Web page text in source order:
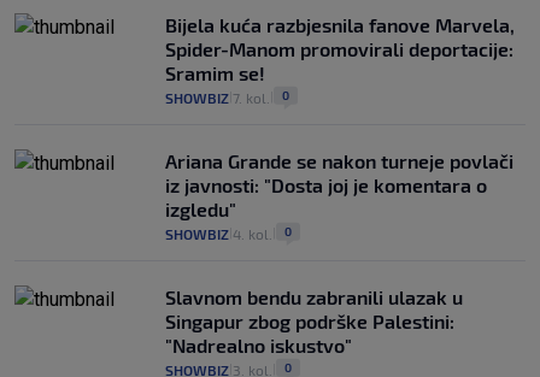
Bijela kuća razbjesnila fanove Marvela,
Spider-Manom promovirali deportacije:
Sramim se!
SHOWBIZ 7. kol. 0
Ariana Grande se nakon turneje povlači
iz javnosti: "Dosta joj je komentara o
izgledu"
SHOWBIZ 4. kol. 0
Slavnom bendu zabranili ulazak u
Singapur zbog podrške Palestini:
"Nadrealno iskustvo"
SHOWBIZ 3. kol. 0